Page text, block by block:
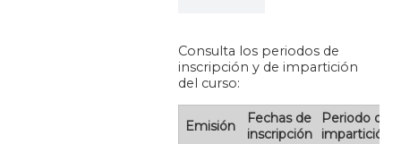
Consulta los periodos de
inscripción y de impartición
del curso:
Emisión
Fechas de
inscripción
Periodo de
impartición